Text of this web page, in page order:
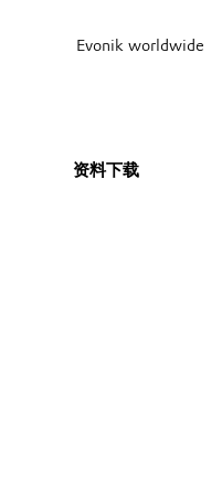
Evonik worldwide
资料下载